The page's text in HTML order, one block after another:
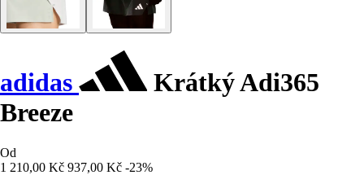
adidas
Krátký Adi365
Breeze
Od
1 210,00 Kč 937,00 Kč -23%